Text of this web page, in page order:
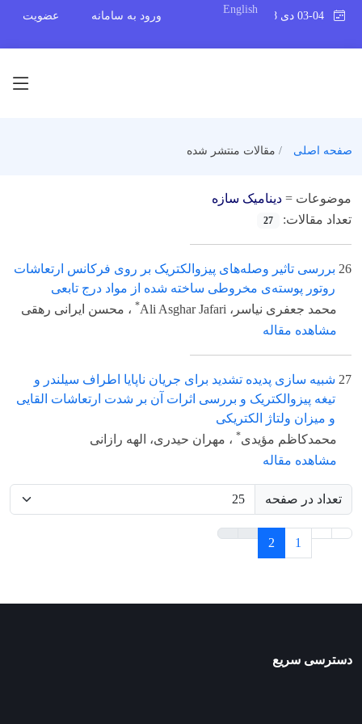
English
ورود به سامانه عضویت
صفحه اصلی مقالات منتشر شده
موضوعات = دینامیک سازه
تعداد مقالات:
27
26 بررسی تاثیر وصله‌های پیزوالکتریک بر روی فرکانس ارتعاشات
روتور پوسته‌ی مخروطی ساخته شده از مواد درج تابعی
محمد جعفری نیاسر، Ali Asghar Jafari
* ، محسن ایرانی رهقی
مشاهده مقاله
27 شبیه سازی پدیده تشدید برای جریان ناپایا اطراف سیلندر و
تیغه پیزوالکتریک و بررسی اثرات آن بر شدت ارتعاشات القایی
و میزان ولتاژ الکتریکی
محمدکاظم مؤیدی* ، مهران حیدری، الهه رازانی
مشاهده مقاله
تعداد در صفحه
1
2
دسترسی سریع